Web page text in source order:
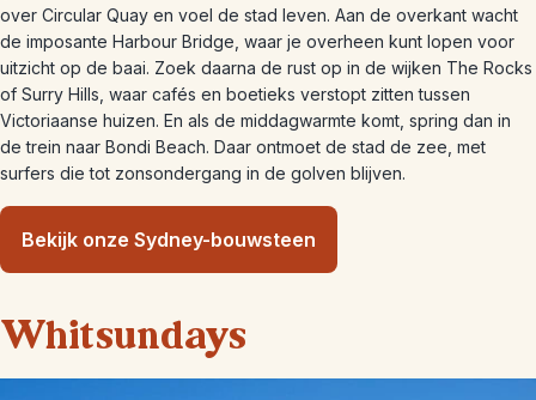
over Circular Quay en voel de stad leven. Aan de overkant wacht
de imposante Harbour Bridge, waar je overheen kunt lopen voor
uitzicht op de baai. Zoek daarna de rust op in de wijken The Rocks
of Surry Hills, waar cafés en boetieks verstopt zitten tussen
Victoriaanse huizen. En als de middagwarmte komt, spring dan in
de trein naar Bondi Beach. Daar ontmoet de stad de zee, met
surfers die tot zonsondergang in de golven blijven.
Bekijk onze Sydney-bouwsteen
Whitsundays